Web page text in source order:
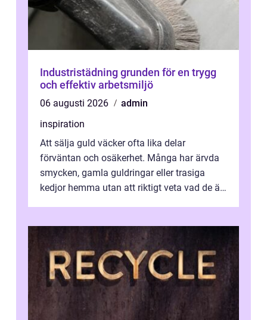
Industristädning grunden för en trygg
och effektiv arbetsmiljö
06 augusti 2026
admin
inspiration
Att sälja guld väcker ofta lika delar
förväntan och osäkerhet. Många har ärvda
smycken, gamla guldringar eller trasiga
kedjor hemma utan att riktigt veta vad de är